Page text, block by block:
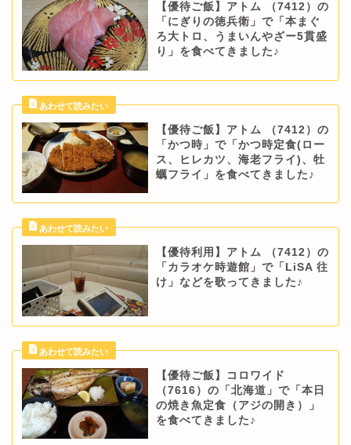
【優待ご飯】アトム （7412）の
「にぎりの徳兵衛」で「本まぐ
ろ大トロ、うまいんやざー5貫盛
り」を食べてきました♪
【優待ご飯】アトム （7412）の
「かつ時」で「かつ時定食(ロー
ス、ヒレカツ、海老フライ)、牡
蠣フライ」を食べてきました♪
【優待利用】アトム （7412）の
「カラオケ時遊館」で「LiSA 往
け」などを歌ってきました♪
【優待ご飯】コロワイド
（7616）の「北海道」で「本日
の焼き魚定食（アジの開き）」
を食べてきました♪